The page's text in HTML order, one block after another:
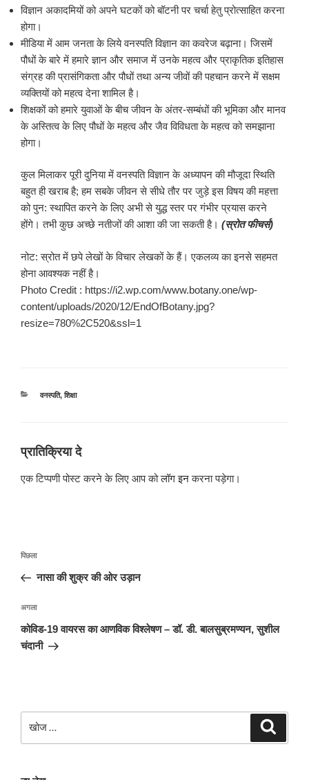
विज्ञान अकादमियों को अपने घटकों को बॉटनी पर चर्चा हेतु प्रोत्साहित करना
होगा।
मीडिया में आम जनता के लिये वनस्पति विज्ञान का कवरेज बढ़ाना। जिसमें
पौधों के बारे में हमारे ज्ञान और समाज में उनके महत्व और प्राकृतिक इतिहास
संग्रह की प्रासंगिकता और पौधों तथा अन्य जीवों की पहचान करने में सक्षम
व्यक्तियों को महत्व देना शामिल है।
शिक्षकों को हमारे युवाओं के बीच जीवन के अंतर-सम्बंधों की भूमिका और मानव
के अस्तित्व के लिए पौधों के महत्व और जैव विविधता के महत्व को समझाना
होगा।
कुल मिलाकर पूरी दुनिया में वनस्पति विज्ञान के अध्यापन की मौजूदा स्थिति
बहुत ही खराब है; हम सबके जीवन से सीधे तौर पर जुड़े इस विषय की महत्ता
को पुन: स्थापित करने के लिए अभी से युद्ध स्तर पर गंभीर प्रयास करने
होंगे। तभी कुछ अच्छे नतीजों की आशा की जा सकती है। (स्रोत फीचर्स)
नोट: स्रोत में छपे लेखों के विचार लेखकों के हैं। एकलव्य का इनसे सहमत
होना आवश्यक नहीं है।
Photo Credit : https://i2.wp.com/www.botany.one/wp-
content/uploads/2020/12/EndOfBotany.jpg?
resize=780%2C520&ssl=1
श्रेणियाँ
वनस्पति, शिक्षा
प्रातिक्रिया दे
एक टिप्पणी पोस्ट करने के लिए आप कोलॉग इनकरना पड़ेगा।
पोस्ट
पिछला
पोस्ट:
पिछला
नासा की शुक्र की ओर उड़ान
अगली
पोस्ट
अगला
कोविड-19 वायरस का आणविक विश्लेषण – डॉ. डी. बालसुब्रमण्यन, सुशील
चंदानी
खोजे